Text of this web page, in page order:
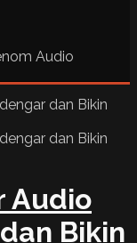
Audio
Audio
Bikin